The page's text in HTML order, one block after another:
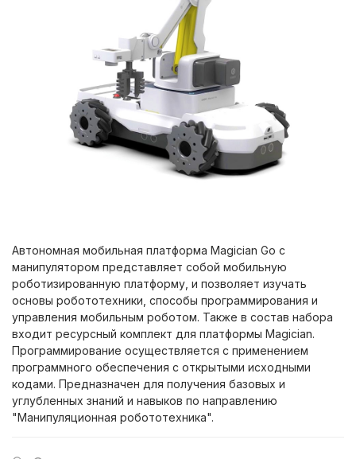
Автономная мобильная платформа Magician Go с
манипулятором представляет собой мобильную
роботизированную платформу, и позволяет изучать
основы робототехники, способы программирования и
управления мобильным роботом. Также в состав набора
входит ресурсный комплект для платформы Magician.
Программирование осуществляется с применением
программного обеспечения с открытыми исходными
кодами. Предназначен для получения базовых и
углубленных знаний и навыков по направлению
"Манипуляционная робототехника".